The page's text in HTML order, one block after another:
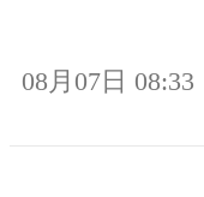
08月07日 08:33